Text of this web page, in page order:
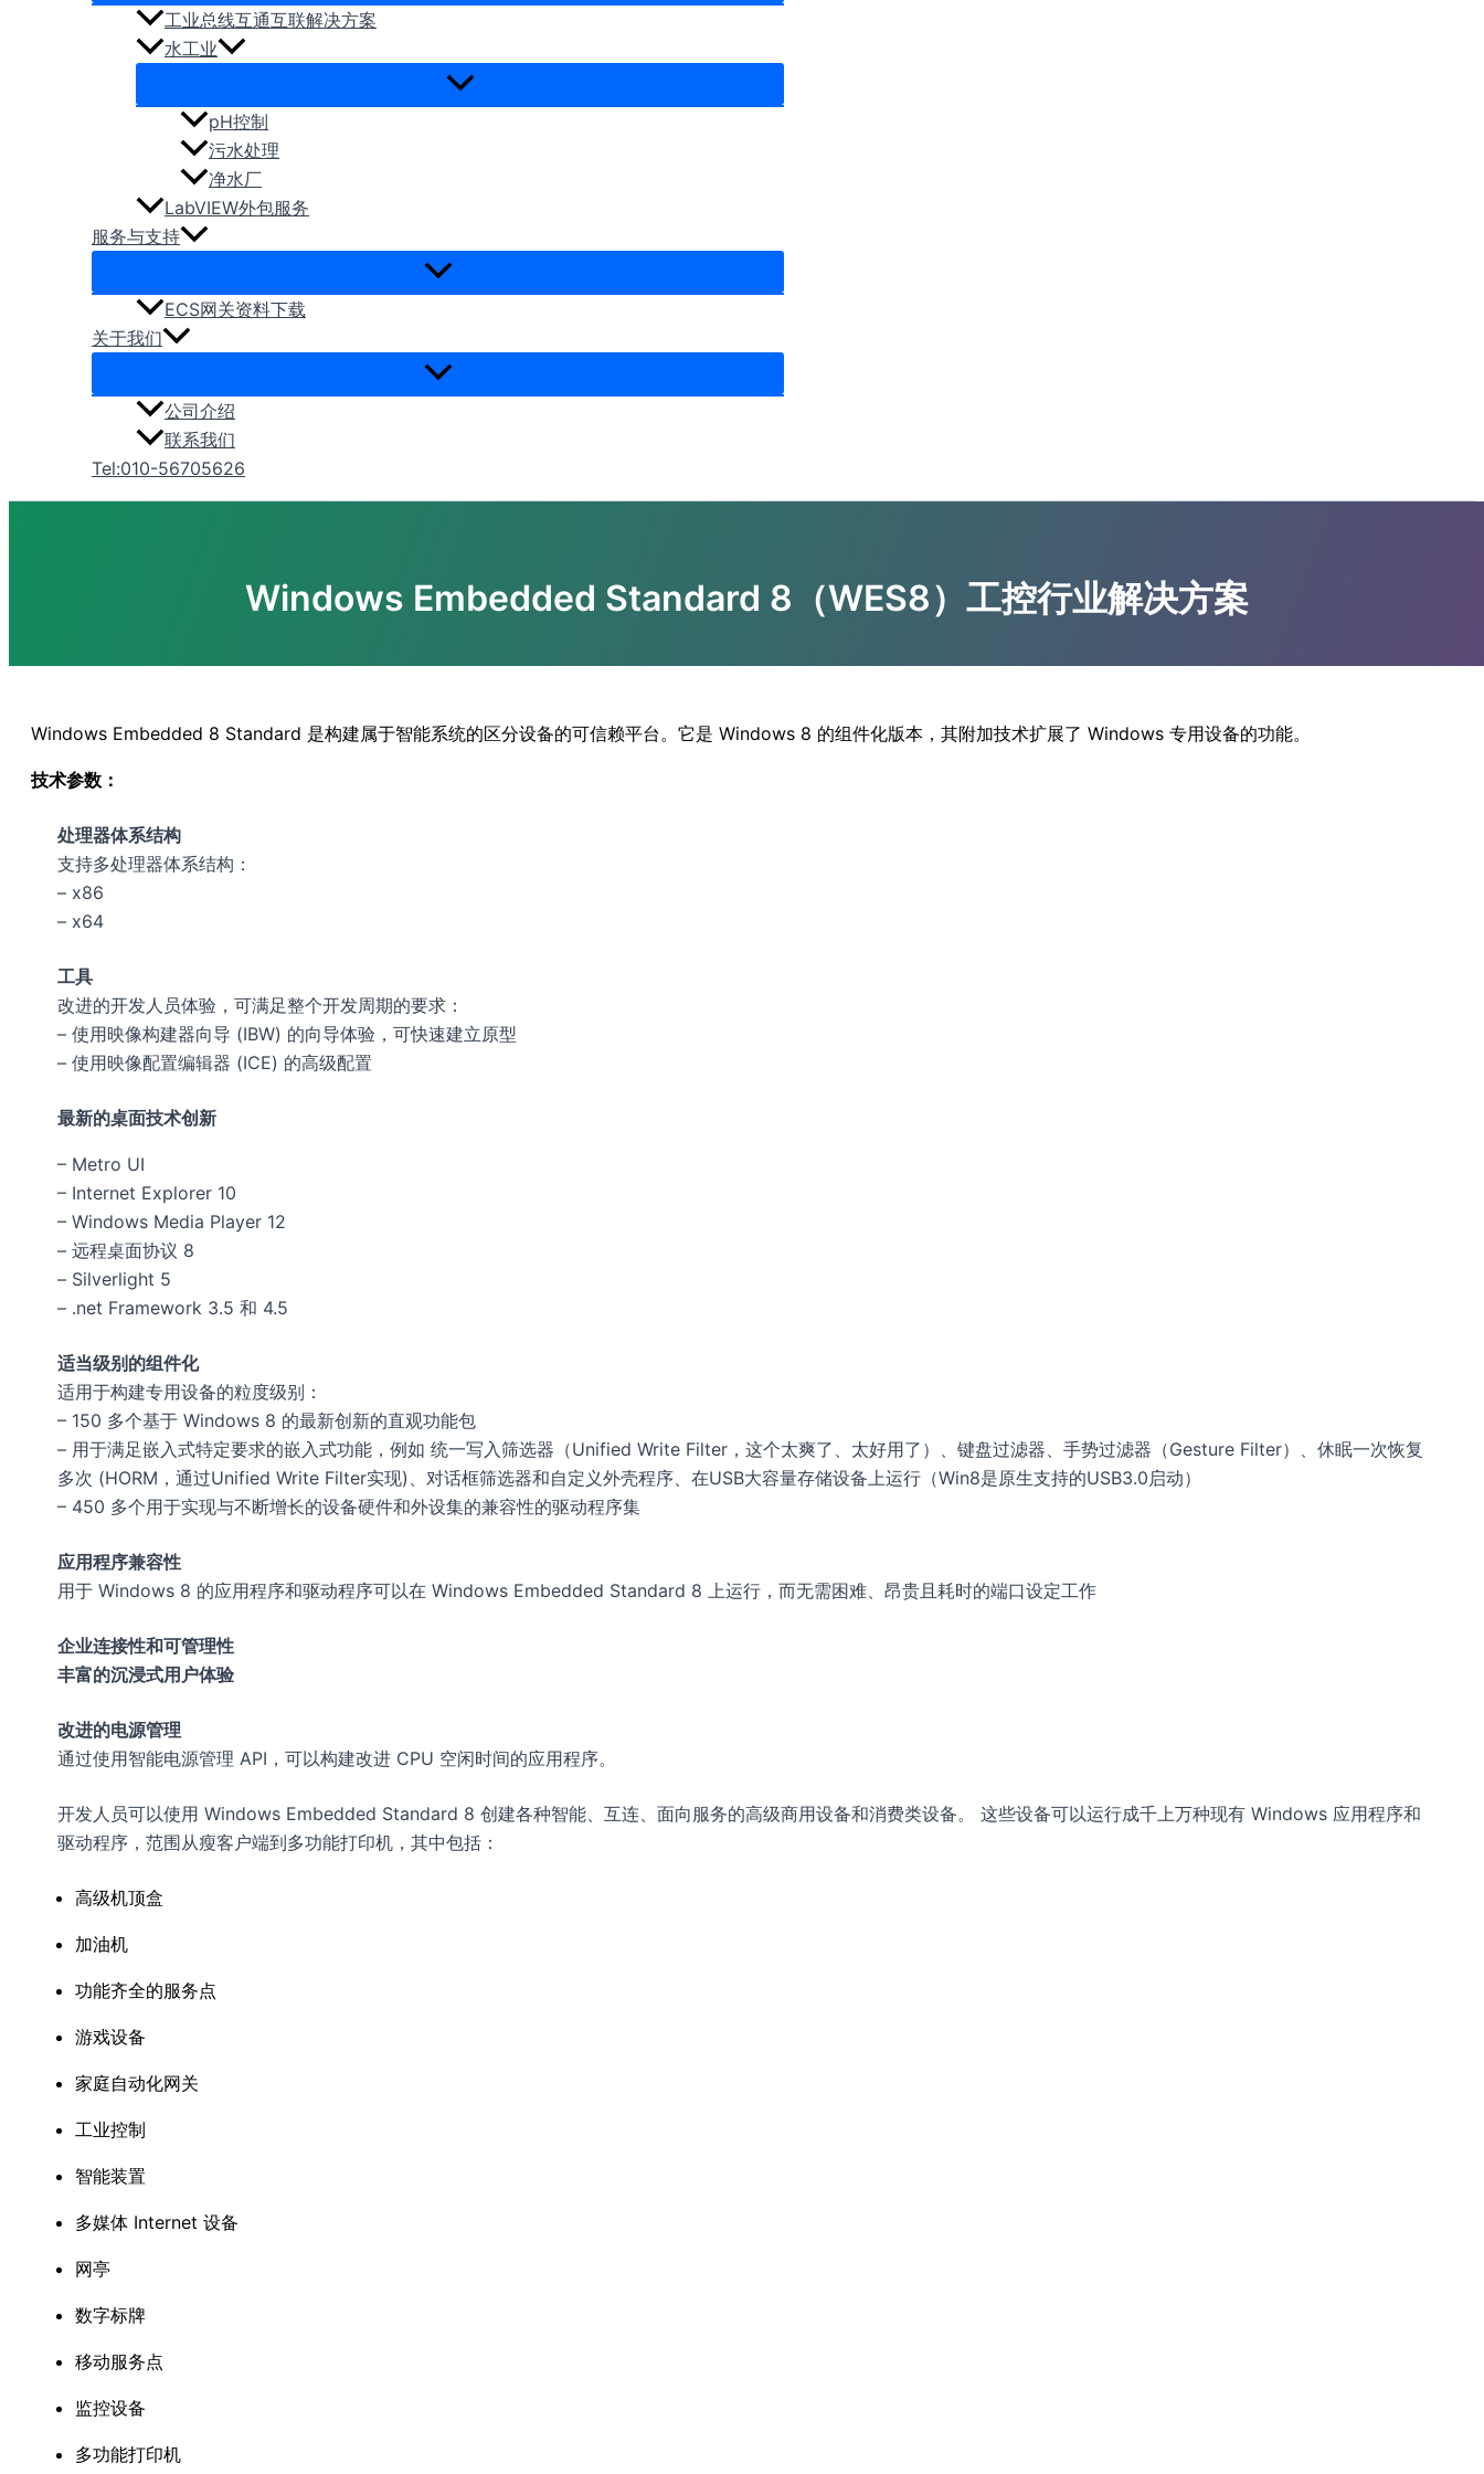
工业总线互通互联解决方案
水工业
pH控制
污水处理
净水厂
LabVIEW外包服务
服务与支持
ECS网关资料下载
关于我们
公司介绍
联系我们
Tel:010-56705626
Windows Embedded Standard 8（WES8）工控行业解决方案
Windows Embedded 8 Standard 是构建属于智能系统的区分设备的可信赖平台。它是 Windows 8 的组件化版本，其附加技术扩展了 Windows 专用设备的功能。
技术参数：
处理器体系结构
支持多处理器体系结构：
– x86
– x64
工具
改进的开发人员体验，可满足整个开发周期的要求：
– 使用映像构建器向导 (IBW) 的向导体验，可快速建立原型
– 使用映像配置编辑器 (ICE) 的高级配置
最新的桌面技术创新
– Metro UI
– Internet Explorer 10
– Windows Media Player 12
– 远程桌面协议 8
– Silverlight 5
– .net Framework 3.5 和 4.5
适当级别的组件化
适用于构建专用设备的粒度级别：
– 150 多个基于 Windows 8 的最新创新的直观功能包
– 用于满足嵌入式特定要求的嵌入式功能，例如 统一写入筛选器（Unified Write Filter，这个太爽了、太好用了）、键盘过滤器、手势过滤器（Gesture Filter）、休眠一次恢复
多次 (HORM，通过Unified Write Filter实现)、对话框筛选器和自定义外壳程序、在USB大容量存储设备上运行（Win8是原生支持的USB3.0启动）
– 450 多个用于实现与不断增长的设备硬件和外设集的兼容性的驱动程序集
应用程序兼容性
用于 Windows 8 的应用程序和驱动程序可以在 Windows Embedded Standard 8 上运行，而无需困难、昂贵且耗时的端口设定工作
企业连接性和可管理性
丰富的沉浸式用户体验
改进的电源管理
通过使用智能电源管理 API，可以构建改进 CPU 空闲时间的应用程序。
开发人员可以使用 Windows Embedded Standard 8 创建各种智能、互连、面向服务的高级商用设备和消费类设备。 这些设备可以运行成千上万种现有 Windows 应用程序和
驱动程序，范围从瘦客户端到多功能打印机，其中包括：
高级机顶盒
加油机
功能齐全的服务点
游戏设备
家庭自动化网关
工业控制
智能装置
多媒体 Internet 设备
网亭
数字标牌
移动服务点
监控设备
多功能打印机